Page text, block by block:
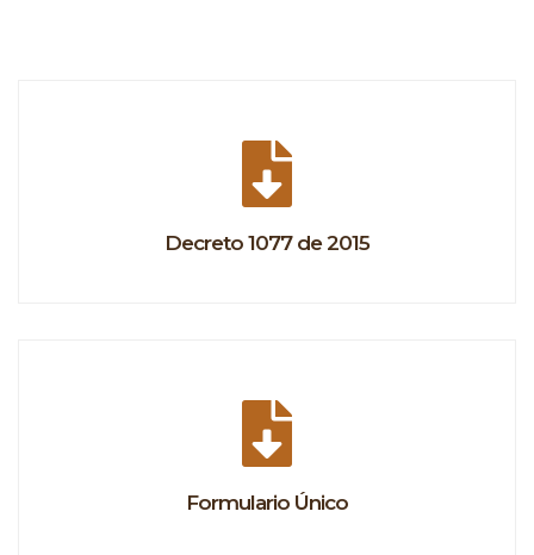
Decreto 1077 de 2015
Formulario Único